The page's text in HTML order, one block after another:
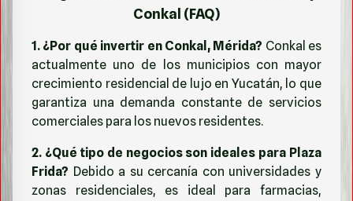
Conkal (FAQ)
1. ¿Por qué invertir en Conkal, Mérida? Conkal es
actualmente uno de los municipios con mayor
crecimiento residencial de lujo en Yucatán, lo que
garantiza una demanda constante de servicios
comerciales para los nuevos residentes.
2. ¿Qué tipo de negocios son ideales para Plaza
Frida? Debido a su cercanía con universidades y
zonas residenciales, es ideal para farmacias,